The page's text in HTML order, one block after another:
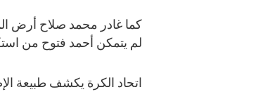
لم يتمكن أحمد فتوح من
اتحاد الكرة يكشف طبيعة